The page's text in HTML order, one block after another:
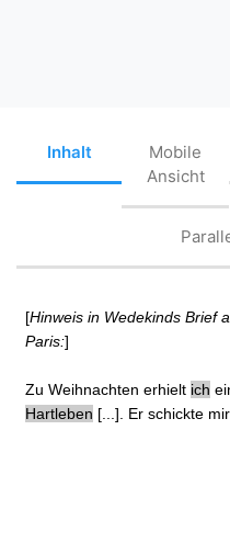
Inhalt
Mobile
Ansicht
[Hinweis in Wedekinds Brief
Paris:]
Zu Weihnachten erhielt ich
Hartleben [...]. Er schickte